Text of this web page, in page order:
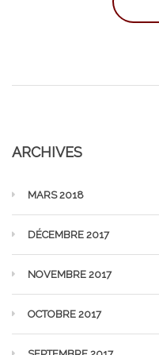
ARCHIVES
MARS 2018
DÉCEMBRE 2017
NOVEMBRE 2017
OCTOBRE 2017